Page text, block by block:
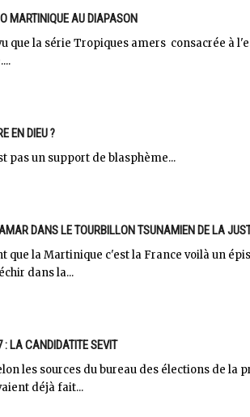
MARTINIQUE AU DIAPASON
que la série Tropiques amers consacrée à
EN DIEU ?
pas un support de blasphème...
DANS LE TOURBILLON TSUNAMIEN DE LA
que la Martinique c'est la France voilà un
dans la...
: LA CANDIDATITE SEVIT
les sources du bureau des élections de la
déjà fait...